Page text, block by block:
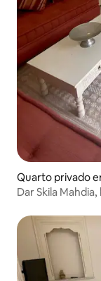
Quarto privado
Dar Skila